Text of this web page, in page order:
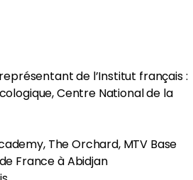
de l’Institut français :
Centre National de la
The Orchard, MTV Base
France à Abidjan